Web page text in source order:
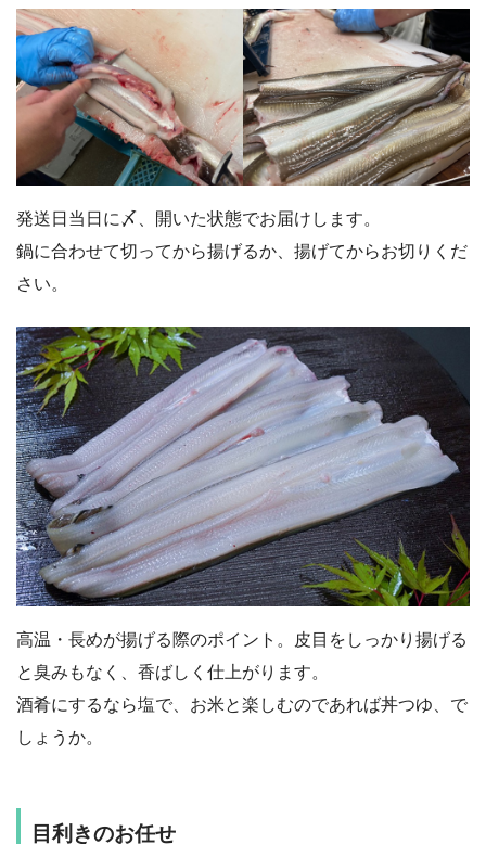
発送日当日に〆、開いた状態でお届けします。
鍋に合わせて切ってから揚げるか、揚げてからお切りくだ
さい。
高温・長めが揚げる際のポイント。皮目をしっかり揚げる
と臭みもなく、香ばしく仕上がります。
酒肴にするなら塩で、お米と楽しむのであれば丼つゆ、で
しょうか。
目利きのお任せ